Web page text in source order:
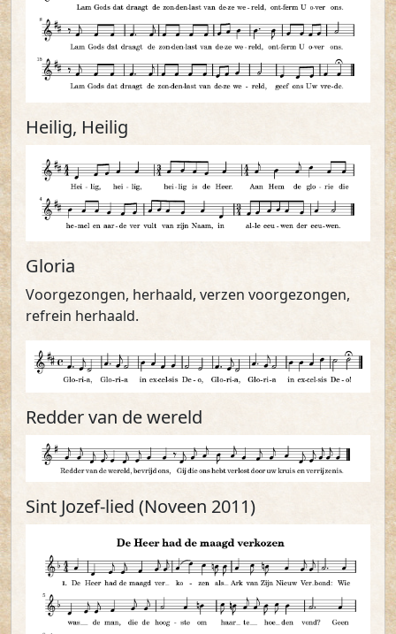
Heilig, Heilig
Gloria
Voorgezongen, herhaald, verzen voorgezongen,
refrein herhaald.
Redder van de wereld
Sint Jozef-lied (Noveen 2011)